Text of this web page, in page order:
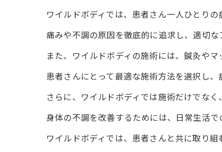
ワイルドボディでは、患者さん一人ひとり
痛みや不調の原因を徹底的に追求し、適切
また、ワイルドボディの施術には、鍼灸や
患者さんにとって最適な施術方法を選択し、
さらに、ワイルドボディでは施術だけでな
身体の不調を改善するためには、日常生活で
ワイルドボディでは、患者さんと共に取り